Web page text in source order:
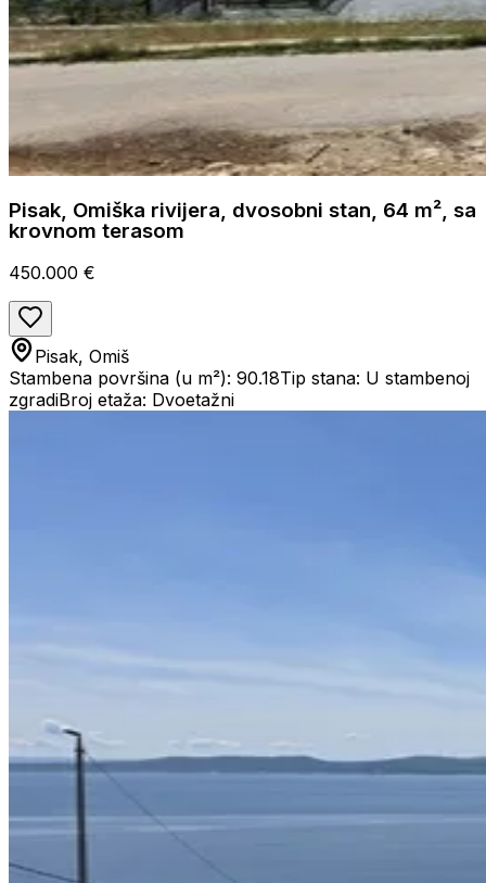
Pisak, Omiška rivijera, dvosobni stan, 64 m², sa
krovnom terasom
450.000 €
Pisak, Omiš
Stambena površina (u m²): 90.18Tip stana: U stambenoj
zgradiBroj etaža: Dvoetažni